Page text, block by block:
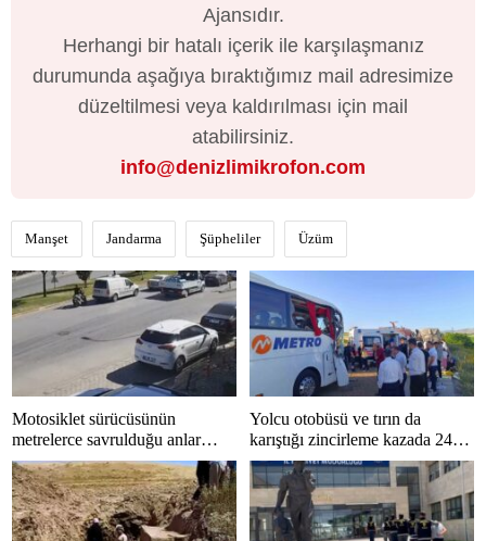
Ajansıdır.
Herhangi bir hatalı içerik ile karşılaşmanız
durumunda aşağıya bıraktığımız mail adresimize
düzeltilmesi veya kaldırılması için mail
atabilirsiniz.
info@denizlimikrofon.com
Manşet Jandarma Şüpheliler Üzüm
Motosiklet sürücüsünün
metrelerce savrulduğu anlar
güvenlik kamerasında
Yolcu otobüsü ve tırın da
karıştığı zincirleme kazada 24
kişi yaralandı